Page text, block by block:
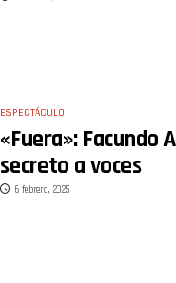
ESPECTÁCULO
«Fuera»: Facundo
secreto a voces
6 febrero, 2025